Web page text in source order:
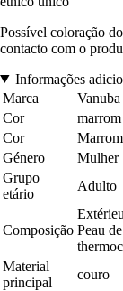
Possível coloração
contacto com o
Informações
Marca
Vanuba
Cor
marrom
Cor
Marrom
Género
Mulher
Grupo
etário
Adulto
Composição Peau
Material
principal
couro